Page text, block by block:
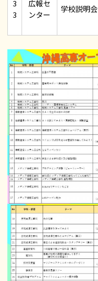
3
3
広報セ
ンター
学校説明会